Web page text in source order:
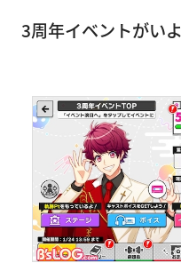
3周年イベントがい